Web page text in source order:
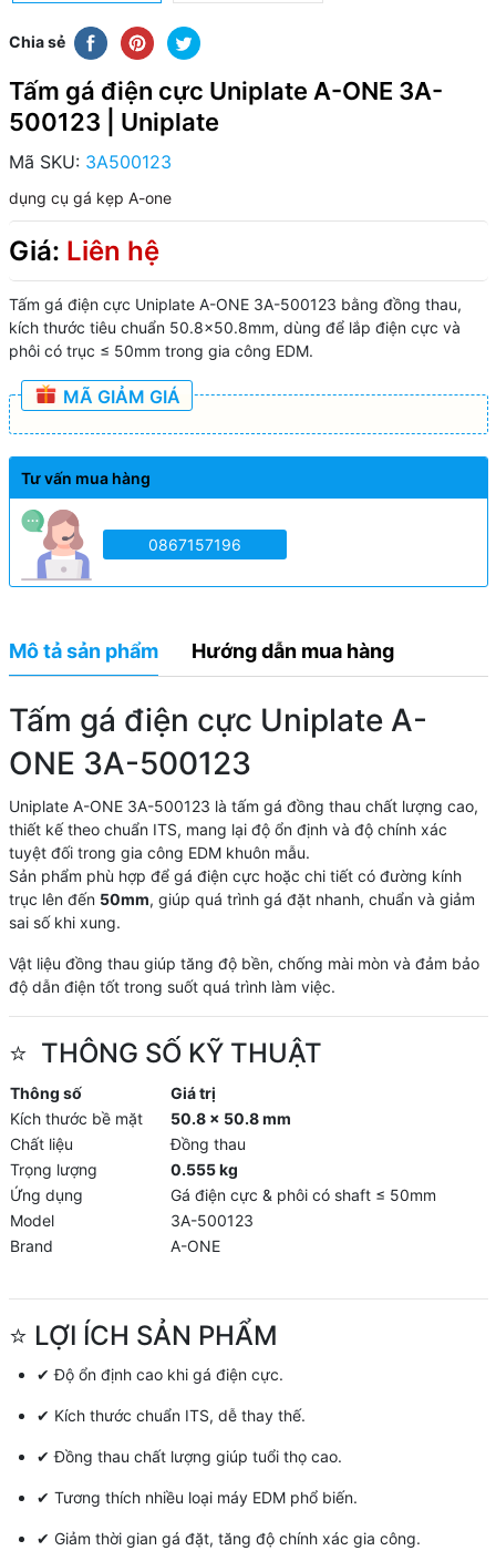
Chia sẻ
Tấm gá điện cực Uniplate A-ONE 3A-
500123 | Uniplate
Mã SKU: 3A500123
dụng cụ gá kẹp A-one
Giá: Liên hệ
Tấm gá điện cực Uniplate A-ONE 3A-500123 bằng đồng thau,
kích thước tiêu chuẩn 50.8×50.8mm, dùng để lắp điện cực và
phôi có trục ≤ 50mm trong gia công EDM.
MÃ GIẢM GIÁ
Tư vấn mua hàng
0867157196
Mô tả sản phẩm Hướng dẫn mua hàng
Tấm gá điện cực Uniplate A-
ONE 3A-500123
Uniplate A-ONE 3A-500123 là tấm gá đồng thau chất lượng cao,
thiết kế theo chuẩn ITS, mang lại độ ổn định và độ chính xác
tuyệt đối trong gia công EDM khuôn mẫu.
Sản phẩm phù hợp để gá điện cực hoặc chi tiết có đường kính
trục lên đến 50mm, giúp quá trình gá đặt nhanh, chuẩn và giảm
sai số khi xung.
Vật liệu đồng thau giúp tăng độ bền, chống mài mòn và đảm bảo
độ dẫn điện tốt trong suốt quá trình làm việc.
⭐ THÔNG SỐ KỸ THUẬT
Thông số
Giá trị
Kích thước bề mặt
50.8 × 50.8 mm
Chất liệu
Đồng thau
Trọng lượng
0.555 kg
Ứng dụng
Gá điện cực & phôi có shaft ≤ 50mm
Model
3A-500123
Brand
A-ONE
⭐ LỢI ÍCH SẢN PHẨM
✔ Độ ổn định cao khi gá điện cực.
✔ Kích thước chuẩn ITS, dễ thay thế.
✔ Đồng thau chất lượng giúp tuổi thọ cao.
✔ Tương thích nhiều loại máy EDM phổ biến.
✔ Giảm thời gian gá đặt, tăng độ chính xác gia công.